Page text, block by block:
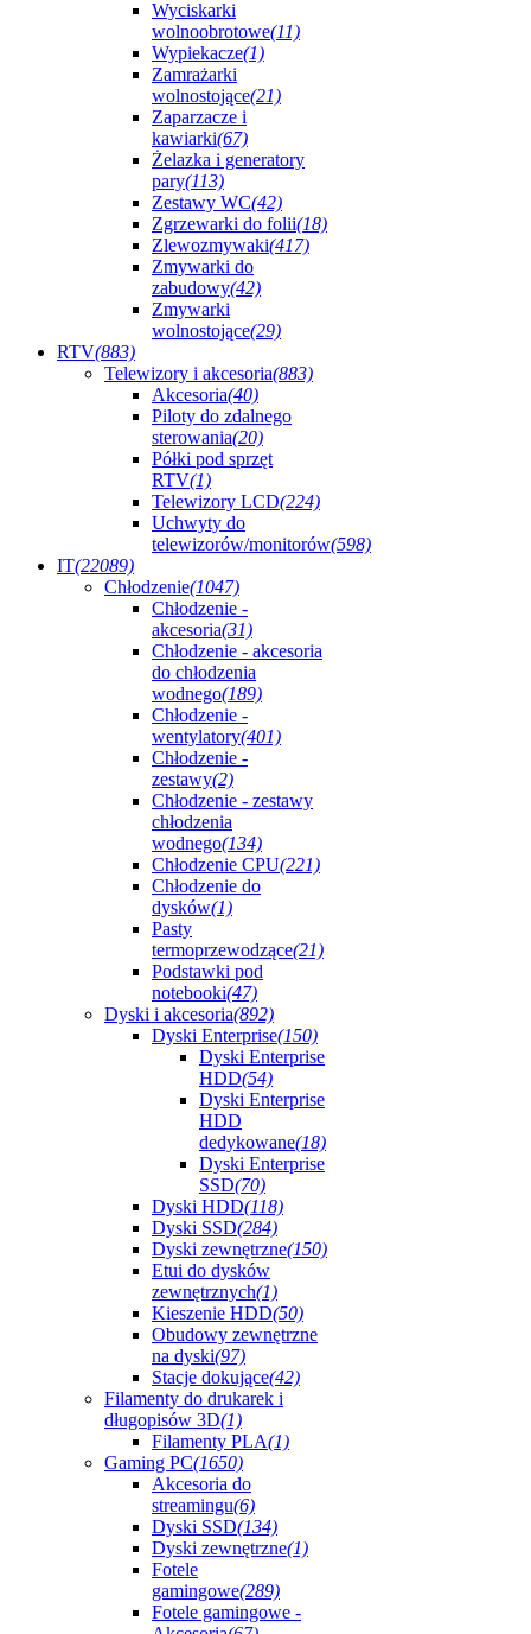
Wyciskarki
wolnoobrotowe(11)
Wypiekacze(1)
Zamrażarki
wolnostojące(21)
Zaparzacze i
kawiarki(67)
Żelazka i generatory
pary(113)
Zestawy WC(42)
Zgrzewarki do folii(18)
Zlewozmywaki(417)
Zmywarki do
zabudowy(42)
Zmywarki
wolnostojące(29)
RTV(883)
Telewizory i akcesoria(883)
Akcesoria(40)
Piloty do zdalnego
sterowania(20)
Półki pod sprzęt
RTV(1)
Telewizory LCD(224)
Uchwyty do
telewizorów/monitorów(598)
IT(22089)
Chłodzenie(1047)
Chłodzenie -
akcesoria(31)
Chłodzenie - akcesoria
do chłodzenia
wodnego(189)
Chłodzenie -
wentylatory(401)
Chłodzenie -
zestawy(2)
Chłodzenie - zestawy
chłodzenia
wodnego(134)
Chłodzenie CPU(221)
Chłodzenie do
dysków(1)
Pasty
termoprzewodzące(21)
Podstawki pod
notebooki(47)
Dyski i akcesoria(892)
Dyski Enterprise(150)
Dyski Enterprise
HDD(54)
Dyski Enterprise
HDD
dedykowane(18)
Dyski Enterprise
SSD(70)
Dyski HDD(118)
Dyski SSD(284)
Dyski zewnętrzne(150)
Etui do dysków
zewnętrznych(1)
Kieszenie HDD(50)
Obudowy zewnętrzne
na dyski(97)
Stacje dokujące(42)
Filamenty do drukarek i
długopisów 3D(1)
Filamenty PLA(1)
Gaming PC(1650)
Akcesoria do
streamingu(6)
Dyski SSD(134)
Dyski zewnętrzne(1)
Fotele
gamingowe(289)
Fotele gamingowe -